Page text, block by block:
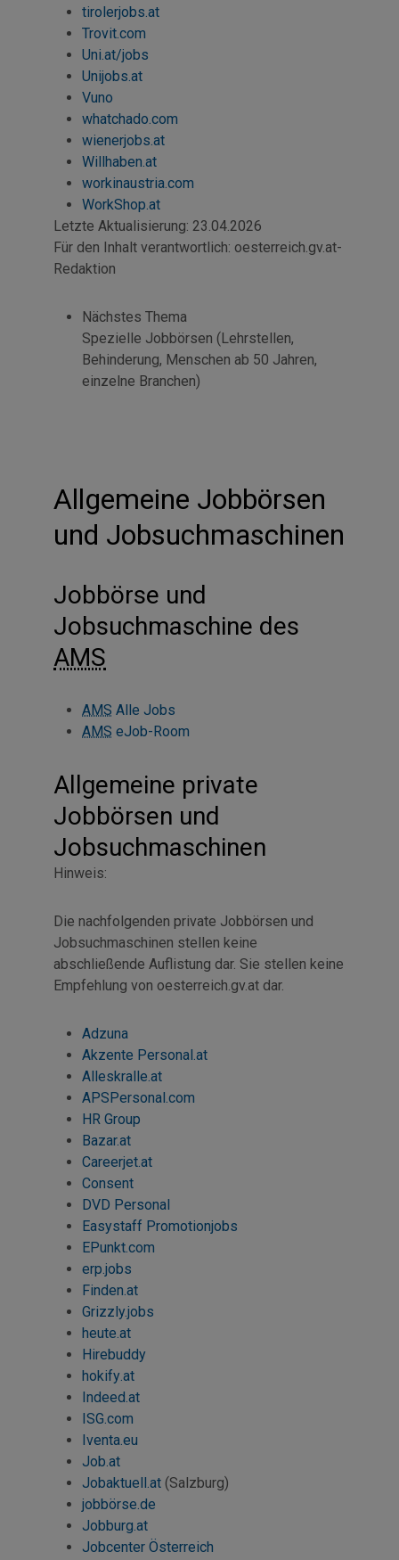
tirolerjobs.at
Trovit.com
Uni.at/jobs
Unijobs.at
Vuno
whatchado.com
wienerjobs.at
Willhaben.at
workinaustria.com
WorkShop.at
Letzte Aktualisierung: 23.04.2026
Für den Inhalt verantwortlich: oesterreich.gv.at-
Redaktion
Nächstes Thema
Spezielle Jobbörsen (Lehrstellen,
Behinderung, Menschen ab 50 Jahren,
einzelne Branchen)
Allgemeine Jobbörsen
und Jobsuchmaschinen
Jobbörse und
Jobsuchmaschine des
AMS
AMS Alle Jobs
AMS eJob-Room
Allgemeine private
Jobbörsen und
Jobsuchmaschinen
Hinweis:
Die nachfolgenden private Jobbörsen und
Jobsuchmaschinen stellen keine
abschließende Auflistung dar. Sie stellen keine
Empfehlung von oesterreich.gv.at dar.
Adzuna
Akzente Personal.at
Alleskralle.at
APSPersonal.com
HR Group
Bazar.at
Careerjet.at
Consent
DVD Personal
Easystaff Promotionjobs
EPunkt.com
erp.jobs
Finden.at
Grizzly.jobs
heute.at
Hirebuddy
hokify.at
Indeed.at
ISG.com
Iventa.eu
Job.at
Jobaktuell.at (Salzburg)
jobbörse.de
Jobburg.at
Jobcenter Österreich